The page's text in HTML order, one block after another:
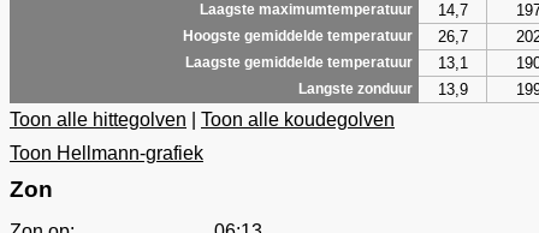
Laagste maximumtemperatuur 14,7
Hoogste gemiddelde temperatuur 26,7
Laagste gemiddelde temperatuur 13,1
Langste zonduur 13,9
Toon alle hittegolven
Toon alle koudegolven
Toon Hellmann-grafiek
Zon